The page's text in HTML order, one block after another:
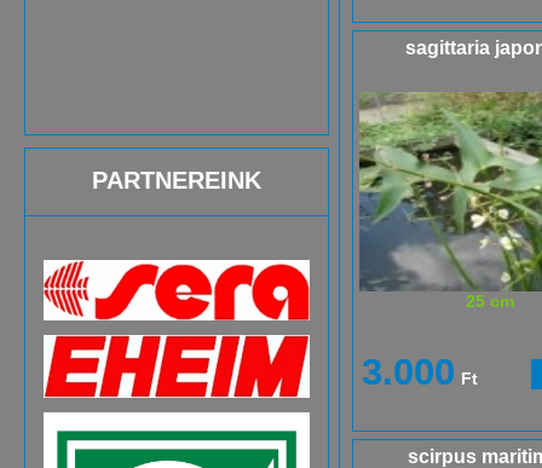
PARTNEREINK
sagittaria
25 cm
3.000 Ft
scirpus